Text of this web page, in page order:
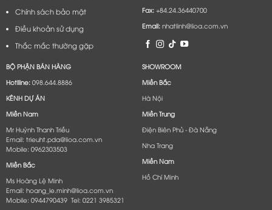
Chính sách bảo mật
Điều khoản sử dụng
Thắc mắc thường gặp
Fax:+84.24.36440700
Email:nhatlinh@lioa.com.vn
BỘ PHẬN BÁN HÀNG
Hotlline:098.644.8886
KÊNH DỰ ÁN
Miền Nam
Mr Huỳnh Thanh Triều
Email: trieuht.pda@lioa.com.vn
Mobile: 0962303503
Miền Bắc
Ms Hoàng Lệ Minh
Email: hoang_le.minh@lioa.com.vn
Mobile: 0944790439 Tel: 0221 3985321
SHOWROOM
Miền Bắc
Hà Nội
Miền Trung
Điện Biên Phủ - Đà Nẵng​
Nha Trang
Miền Nam
Hồ Chí Minh